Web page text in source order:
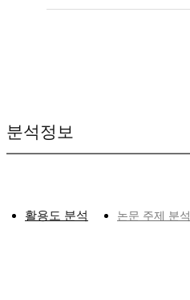
분석정보
활용도 분석 논문 주제 분석